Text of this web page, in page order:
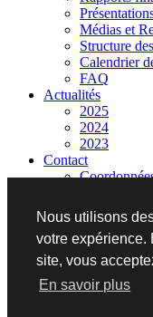
Nous utilisons
votre expérience.
site, vous
En savoir plus
Médias et
Structure
Calendrier
FAQ
Actualités
2025
2024
2023
Contact
+1 (855) 77-